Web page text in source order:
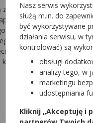
zapobieganiu i
we krwi. Witamina D
i bierze udział w
procesu
i niemowląt w formie
krwi.
Wyniki
Wyczyść filtry
Nasz serwis
służą m.in. do
być wykorzystywane
działania serwisu, w
kontrolować) są
obsługi
analizy tego, w
marketingu
udostępniania
Kliknij „Akceptuję i